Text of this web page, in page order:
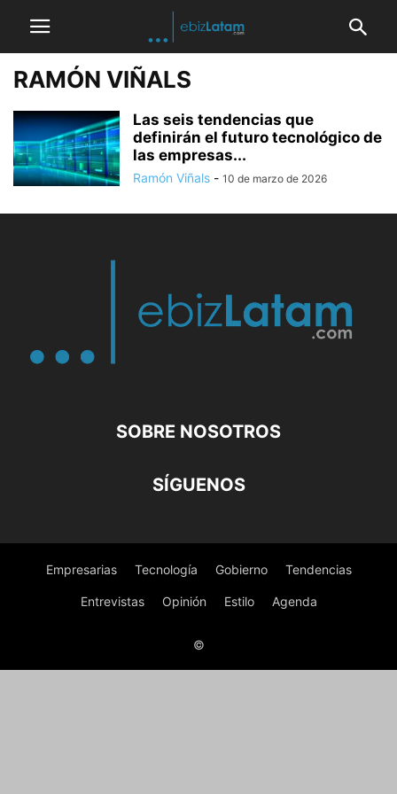
RAMÓN VIÑALS
Las seis tendencias que
definirán el futuro tecnológico de
las empresas...
Ramón Viñals - 10 de marzo de 2026
SOBRE NOSOTROS
SÍGUENOS
Empresarias Tecnología Gobierno Tendencias
Entrevistas Opinión Estilo Agenda
©